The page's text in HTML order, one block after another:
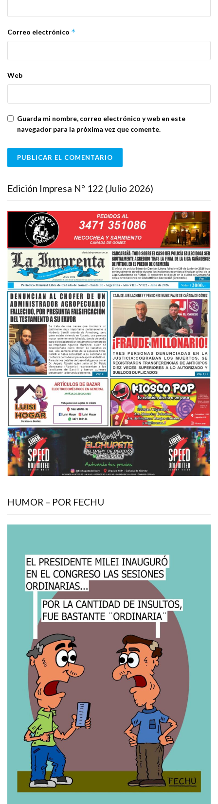
Correo electrónico *
Web
Guarda mi nombre, correo electrónico y web en este
navegador para la próxima vez que comente.
Edición Impresa N° 122 (Julio 2026)
HUMOR – POR FECHU